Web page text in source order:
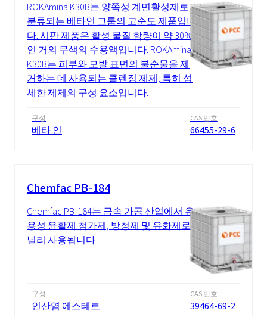
ROKAmina K30B는 양쪽성 계면활성제로
분류되는 베타인 그룹의 고순도 제품입니
다. 시판 제품은 활성 물질 함량이 약 30%
인 거의 무색의 수용액입니다. ROKAmina
K30B는 피부와 모발 표면의 불순물을 제
거하는 데 사용되는 클렌징 제제, 특히 섬
세한 제제의 구성 요소입니다.
구성
베타 인
CAS 번호
66455-29-6
Chemfac PB-184
Chemfac PB-184는 금속 가공 산업에서 유
용성 윤활제 첨가제, 방청제 및 유화제로
널리 사용됩니다.
구성
인산염 에스테르
CAS 번호
39464-69-2